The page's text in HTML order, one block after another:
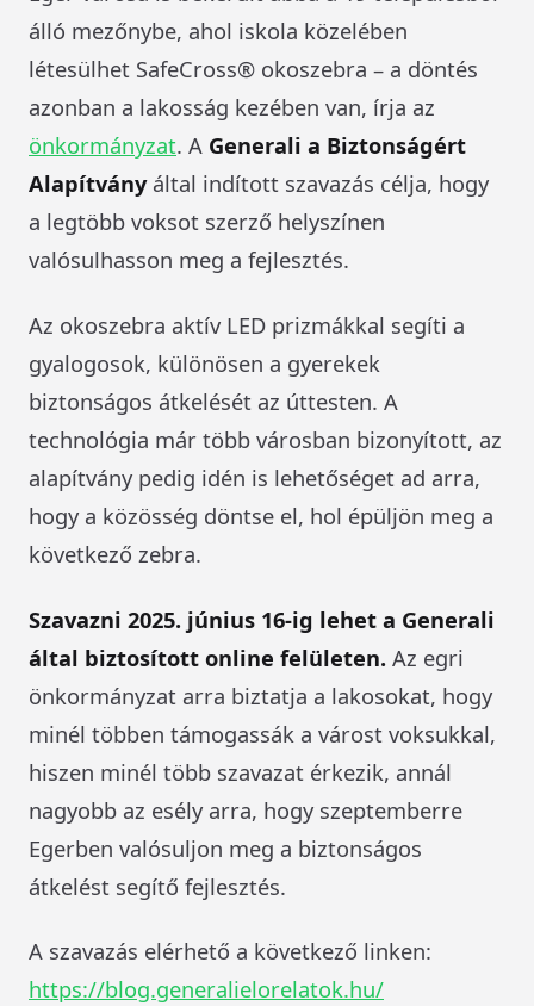
álló mezőnybe, ahol iskola közelében
létesülhet SafeCross® okoszebra – a döntés
azonban a lakosság kezében van, írja az
önkormányzat. A Generali a Biztonságért
Alapítványáltal indított szavazás célja, hogy
a legtöbb voksot szerző helyszínen
valósulhasson meg a fejlesztés.
Az okoszebra aktív LED prizmákkal segíti a
gyalogosok, különösen a gyerekek
biztonságos átkelését az úttesten. A
technológia már több városban bizonyított, az
alapítvány pedig idén is lehetőséget ad arra,
hogy a közösség döntse el, hol épüljön meg a
következő zebra.
Szavazni 2025. június 16-ig lehet a Generali
által biztosított online felületen. Az egri
önkormányzat arra biztatja a lakosokat, hogy
minél többen támogassák a várost voksukkal,
hiszen minél több szavazat érkezik, annál
nagyobb az esély arra, hogy szeptemberre
Egerben valósuljon meg a biztonságos
átkelést segítő fejlesztés.
A szavazás elérhető a következő linken:
https://blog.generalielorelatok.hu/